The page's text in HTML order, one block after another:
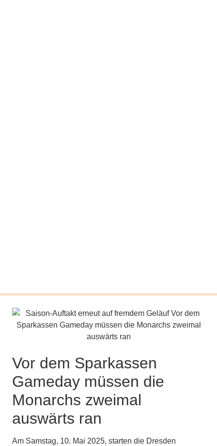
Vor dem Sparkassen
Gameday müssen die
Monarchs zweimal
auswärts ran
Am Samstag, 10. Mai 2025, starten die Dresden